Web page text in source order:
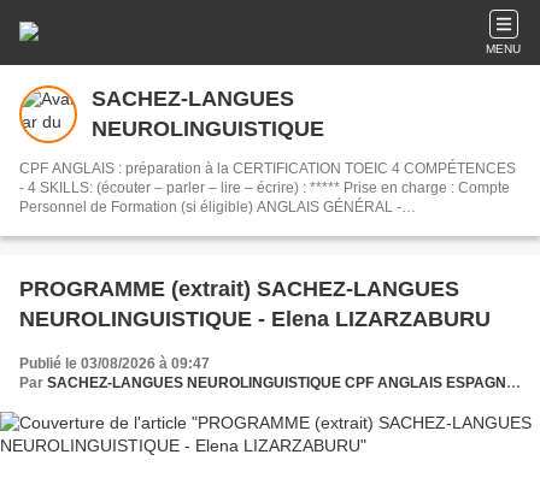
MENU
SACHEZ-LANGUES
NEUROLINGUISTIQUE
CPF ANGLAIS : préparation à la CERTIFICATION TOEIC 4 COMPÉTENCES
- 4 SKILLS: (écouter – parler – lire – écrire) : ***** Prise en charge : Compte
Personnel de Formation (si éligible) ANGLAIS GÉNÉRAL -
l'apprenant) DÉPLACEMENTS -VOYAGES - COMMERCIAL - AFFAIRES
anglo-française) PRÉPARATION pour FACE à FACE, communication,
téléphone, entretiens, achats, négotiations, ventes, management, service
gestion commercial, déplacements, séminaires, VOYAGES, EXAMENS
PROGRAMME (extrait) SACHEZ-LANGUES
NEUROLINGUISTIQUE - Elena LIZARZABURU
Publié le 03/08/2026 à 09:47
Par SACHEZ-LANGUES NEUROLINGUISTIQUE CPF ANGLAIS ESPAGNOL